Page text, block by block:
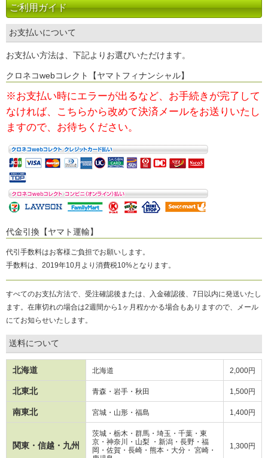
ご利用ガイド
お支払いについて
お支払い方法は、下記よりお選びいただけます。
クロネコwebコレクト【ヤマトフィナンシャル】
※お支払い時にエラーが出るなど、お手続きが完了して
なければ、
こちらから改めて決済メールをお送りいたし
ますので、お待ちください。
代金引換【ヤマト運輸】
代引手数料はお客様ご負担でお願いします。
手数料は、2019年10月より消費税10%となります。
すべてのお支払方法で、受注確認後または、入金確認後、7日以内に発送いたし
ます。在庫切れの場合は2週間から1ヶ月程かかる場合もありますので、メール
にてお知らせいたします。
送料について
北海道 北海道 2,000円
北東北 青森・岩手・秋田 1,500円
南東北 宮城・山形・福島 1,400円
関東・信越・九州
茨城・栃木・群馬・埼玉・千葉・東
京・神奈川・山梨 ・新潟・長野・ 福
岡・ 佐賀・長崎・熊本・大分・ 宮崎・
1,300円